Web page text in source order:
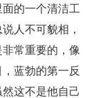
的一个清洁工
人不可貌相，
常重要的，像
蓝勃的第一反
这不是他自己